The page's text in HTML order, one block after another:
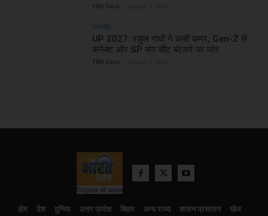
TBN Desk
राजनीति
UP 2027: राहुल गांधी ने कसी कमर, Gen-Z से
कनेक्ट और SP संग सीट बंटवारे पर जोर
TBN Desk
होम देश दुनिया उत्तर प्रदेश बिहार अन्य राज्य शासन प्रशासन
खेल